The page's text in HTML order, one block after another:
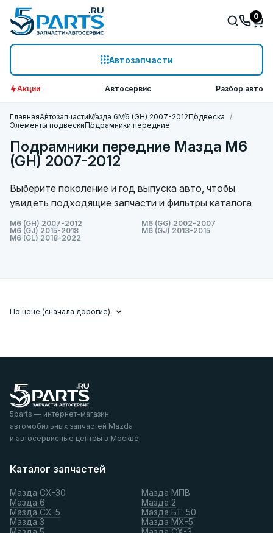
Автозапчасти
0
Акции Автосервис Разбор авто
ГлавнаяАвтозапчастиМазда 6M6 (GH) 2007-2012Подвеска
Элементы подвескиПодрамники передние
Подрамники передние Мазда M6
(GH) 2007-2012
Выберите поколение и год выпуска авто, чтобы
увидеть подходящие запчасти и фильтры каталога
M6 (GH) 2007-2012
M6 (GG) 2002-2007
M6 (GJ) 2015-2018
M6 (GJ) 2013-2015
M6 (GL) 2018-2022
По цене (сначала дорогие)
5parts — интернет-магазин
автомобильных запчастей Mazda
и автосервисные центры в Москве
Каталог запчастей
Мазда СХ-30
Мазда 6
Мазда СХ-5
Мазда 3
Мазда МПВ
Мазда 2
Мазда БТ-50
Мазда МХ-5